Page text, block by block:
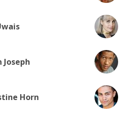
Joseph
Horn